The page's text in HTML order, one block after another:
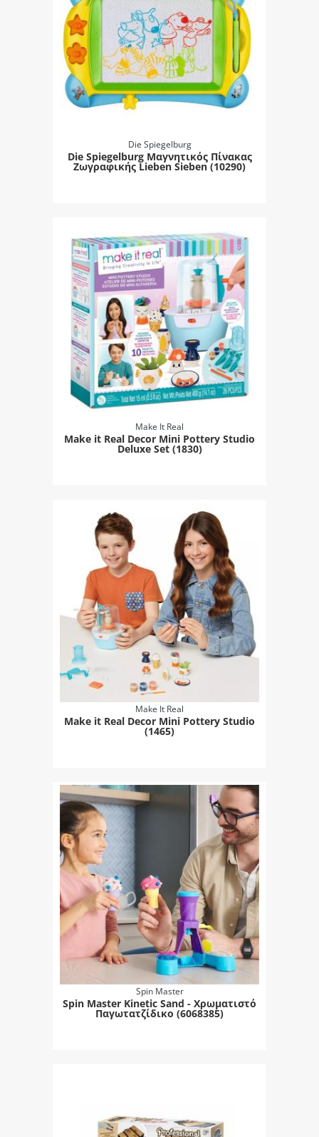
Die Spiegelburg
Die Spiegelburg Μαγνητικός Πίνακας
Ζωγραφικής Lieben Sieben (10290)
Make It Real
Make it Real Decor Mini Pottery Studio
Deluxe Set (1830)
Make It Real
Make it Real Decor Mini Pottery Studio
(1465)
Spin Master
Spin Master Kinetic Sand - Χρωματιστό
Παγωτατζίδικο (6068385)